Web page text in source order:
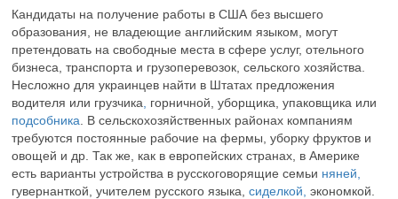
Кандидаты на получение работы в США без высшего
образования, не владеющие английским языком, могут
претендовать на свободные места в сфере услуг, отельного
бизнеса, транспорта и грузоперевозок, сельского хозяйства.
Несложно для украинцев найти в Штатах предложения
водителя или грузчика
горничной, уборщика, упаковщика или
подсобника . В сельскохозяйственных районах компаниям
требуются постоянные рабочие на фермы, уборку фруктов и
овощей и др. Так же, как в европейских странах, в Америке
есть варианты устройства в русскоговорящие семьи няней,
гувернанткой, учителем русского языка, сиделкой, экономкой.